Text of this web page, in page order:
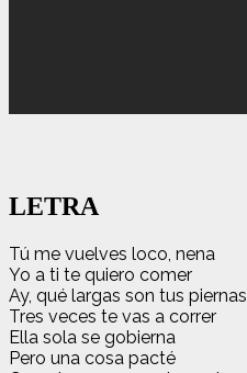
LETRA
Tú me vuelves loco, nena
Yo a ti te quiero comer
Ay, qué largas son tus piernas
Tres veces te vas a correr
Ella sola se gobierna
Pero una cosa pacté